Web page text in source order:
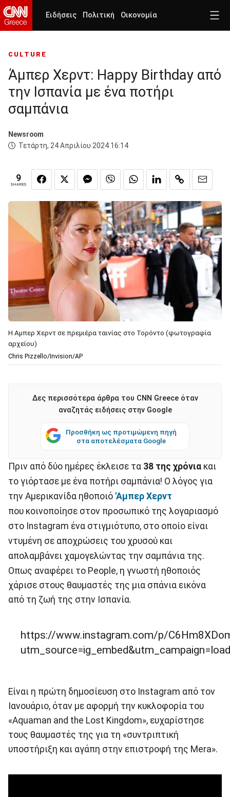
Ειδήσεις Πολιτική Οικονομία
CULTURE
Άμπερ Χερντ: Happy Birthday από
την Ισπανία με ένα ποτήρι
σαμπάνια
Newsroom
Τετάρτη, 24 Απριλίου 2024 16:14
9
SHARES
Η Αμπερ Χερντ σε πρεμιέρα ταινίας στο Τορόντο (φωτογραφία
αρχείου)
Chris Pizzello/Invision/AP
Δες περισσότερα άρθρα του CNN Greece όταν
αναζητάς ειδήσεις στην Google
Προσθήκη ως προτιμώμενη πηγή
στα αποτελέσματα Google
Πριν από δύο ημέρες έκλεισε τα 38 της χρόνια και
το γιόρτασε με ένα ποτήρι σαμπάνια! Ο λόγος για
την Αμερικανίδα ηθοποιό 'Αμπερ Χερντ
που κοινοποίησε στον προσωπικό της λογαριασμό
στο Instagram ένα στιγμιότυπο, στο οποίο είναι
ντυμένη σε αποχρώσεις του χρυσού και
απολαμβάνει χαμογελώντας την σαμπάνια της.
Οπως αναφέρει το People, η γνωστή ηθοποιός
χάρισε στους θαυμαστές της μια σπάνια εικόνα
από τη ζωή της στην Ισπανία.
https://www.instagram.com/p/
Είναι η πρώτη δημοσίευση στο Instagram από τον
Ιανουάριο, όταν με αφορμή την κυκλοφορία του
«Aquaman and the Lost Kingdom», ευχαρίστησε
τους θαυμαστές της για τη «συντριπτική
υποστήριξη και αγάπη στην επιστροφή της Mera».